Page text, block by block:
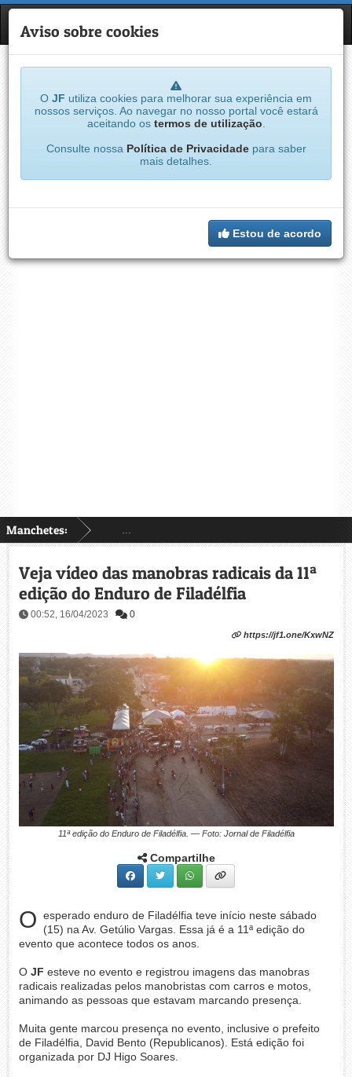
JF
Manchetes:
Aviso sobre cookies
O JF utiliza cookies para melhorar sua experiência em
nossos serviços. Ao navegar no nosso portal você estará
aceitando os termos de utilização
Consulte nossa Política de Privacidadepara saber
mais detalhes.
Estou de acordo
Veja vídeo das manobras radicais da 11ª
edição do Enduro de Filadélfia
00:52, 16/04/2023 0
https://jf1.one/KxwNZ
11ª edição do Enduro de Filadélfia. — Foto: Jornal de Filadélfia
Compartilhe
O esperado enduro de Filadélfia teve início neste sábado
(15) na Av. Getúlio Vargas. Essa já é a 11ª edição do
evento que acontece todos os anos.
O JF esteve no evento e registrou imagens das manobras
radicais realizadas pelos manobristas com carros e motos,
animando as pessoas que estavam marcando presença.
Muita gente marcou presença no evento, inclusive o prefeito
de Filadélfia, David Bento (Republicanos). Está edição foi
organizada por DJ Higo Soares.